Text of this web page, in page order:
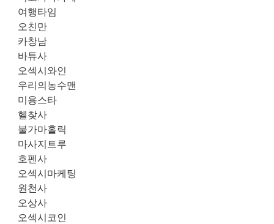
여행타임
오친만
카창남
바튜사
오섹시와인
우리의농수맨
미용스타
헬찾사
불가마홀릭
마사지트루
호펜사
오섹시마케팅
원천사
오상사
오섹시코인